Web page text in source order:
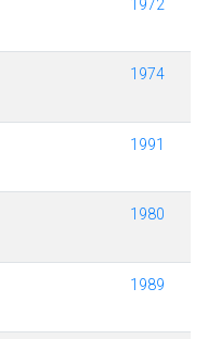
1972
1974
1991
1980
1989